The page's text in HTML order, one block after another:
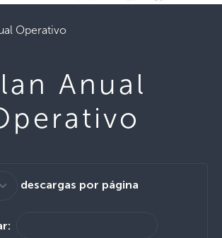
Operativo
Anual
descargas por página